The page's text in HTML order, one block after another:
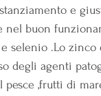
e
buon
selenio .Lo
degli agenti
,frutti di